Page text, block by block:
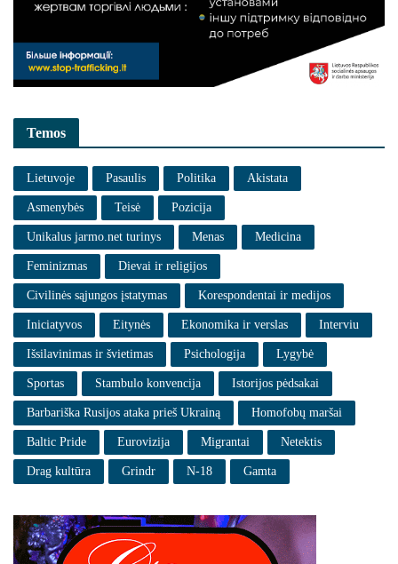
Temos
Lietuvoje Pasaulis Politika Akistata
Asmenybės Teisė Pozicija
Unikalus jarmo.net turinys Menas Medicina
Feminizmas Dievai ir religijos
Civilinės sąjungos įstatymas Korespondentai ir medijos
Iniciatyvos Eitynės Ekonomika ir verslas Interviu
Išsilavinimas ir švietimas Psichologija Lygybė
Sportas Stambulo konvencija Istorijos pėdsakai
Barbariška Rusijos ataka prieš Ukrainą Homofobų maršai
Baltic Pride Eurovizija Migrantai Netektis
Drag kultūra Grindr N-18 Gamta